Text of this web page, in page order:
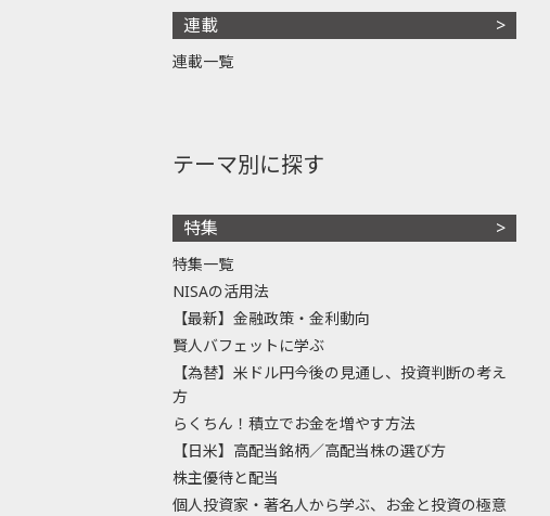
連載
連載一覧
テーマ別に探す
特集
特集一覧
NISAの活用法
【最新】金融政策・金利動向
賢人バフェットに学ぶ
【為替】米ドル円今後の見通し、投資判断の考え
方
らくちん！積立でお金を増やす方法
【日米】高配当銘柄／高配当株の選び方
株主優待と配当
個人投資家・著名人から学ぶ、お金と投資の極意